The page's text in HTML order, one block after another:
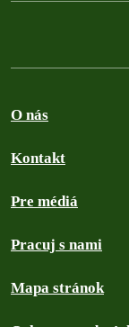
O nás
Kontakt
Pre médiá
Pracuj s nami
Mapa stránok